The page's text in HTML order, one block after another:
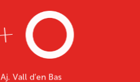
Aj. Vall d’en Bas